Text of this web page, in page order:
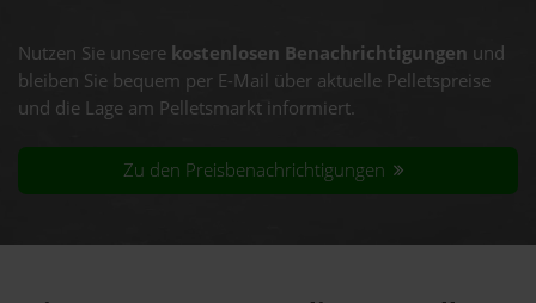
Nutzen Sie unsere kostenlosen Benachrichtigungen und
bleiben Sie bequem per E-Mail über aktuelle Pelletspreise
und die Lage am Pelletsmarkt informiert.
Zu den Preisbenachrichtigungen